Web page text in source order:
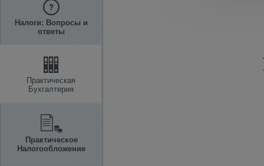
Налоги: Вопросы и
ответы
Практическая
Бухгалтерия
Практическое
Налогообложение